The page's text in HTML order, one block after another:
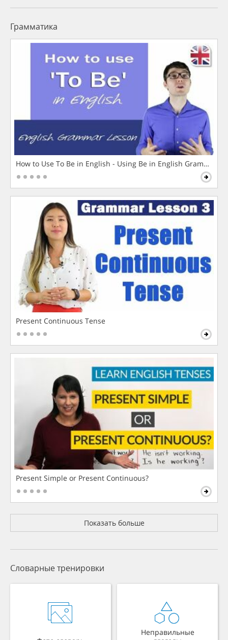
Грамматика
How to Use To Be in English - Using Be in English Grammar
Present Continuous Tense
Present Simple or Present Continuous?
Показать больше
Словарные тренировки
Неправильные